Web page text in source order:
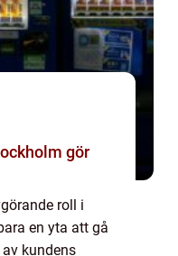
gör
roll i
en yta att gå
kundens